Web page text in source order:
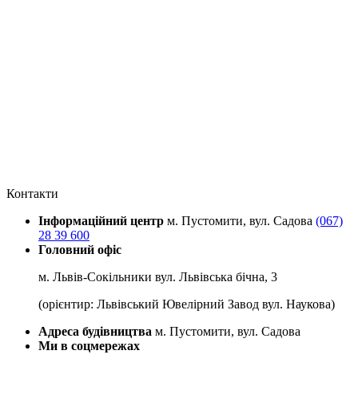
Контакти
Інформаційний центр м. Пустомити, вул. Садова (067)
28 39 600
Головний офіс
м. Львів-Сокільники вул. Львівська бічна, 3
(орієнтир: Львівський Ювелірний Завод вул. Наукова)
Адреса будівництва м. Пустомити, вул. Садова
Ми в соцмережах